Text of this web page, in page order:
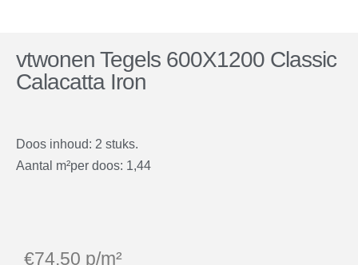
vtwonen Tegels 600X1200 Classic
Calacatta Iron
Doos inhoud: 2 stuks.
Aantal m²per doos: 1,44
€74,50 p/m²